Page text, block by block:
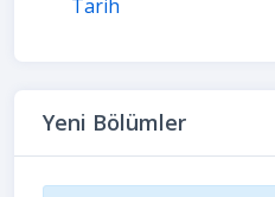
Tarih
Yeni Bölümler